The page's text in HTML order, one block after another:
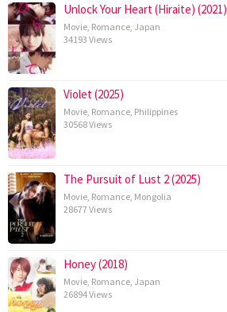
Unlock Your Heart (Hiraite) (2021)
Movie Romance Japan
34193 Views
Violet (2025)
Movie Romance Philippines
30568 Views
The Pursuit of Lust 2 (2025)
Movie Romance Mongolia
28677 Views
Honey (2018)
Movie Romance Japan
26894 Views